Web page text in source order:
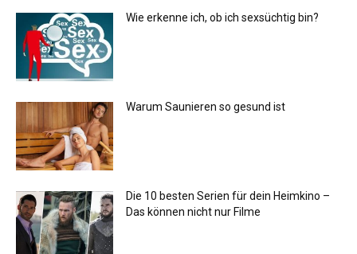
Wie erkenne ich, ob ich sexsüchtig bin?
Warum Saunieren so gesund ist
Die 10 besten Serien für dein Heimkino –
Das können nicht nur Filme